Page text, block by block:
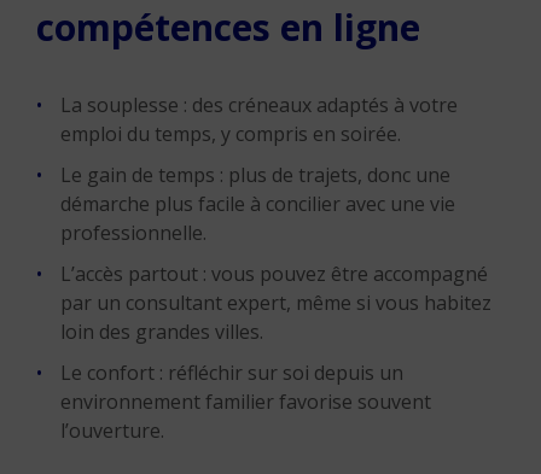
compétences en ligne
La souplesse : des créneaux adaptés à votre
emploi du temps, y compris en soirée.
Le gain de temps : plus de trajets, donc une
démarche plus facile à concilier avec une vie
professionnelle.
L’accès partout : vous pouvez être accompagné
par un consultant expert, même si vous habitez
loin des grandes villes.
Le confort : réfléchir sur soi depuis un
environnement familier favorise souvent
l’ouverture.